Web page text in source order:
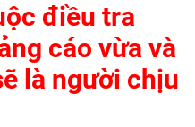
điều tra
cáo vừa và
là người chịu